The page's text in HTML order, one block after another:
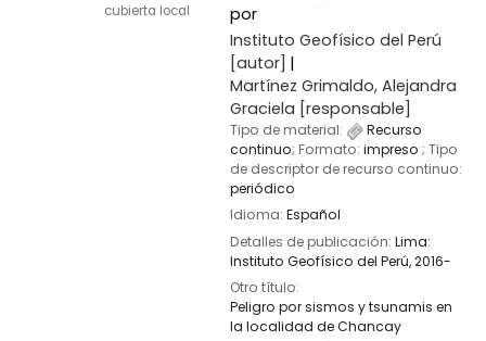
cubierta local
por
Instituto Geofísico del Perú
[autor]
Martínez Grimaldo, Alejandra
Graciela [responsable]
Tipo de material:
Recurso
continuo; Formato: impreso ; Tipo
de descriptor de recurso continuo:
periódico
Idioma: Español
Detalles de publicación: Lima:
Instituto Geofísico del Perú,2016-
Otro título:
Peligro por sismos y tsunamis en
la localidad de Chancay